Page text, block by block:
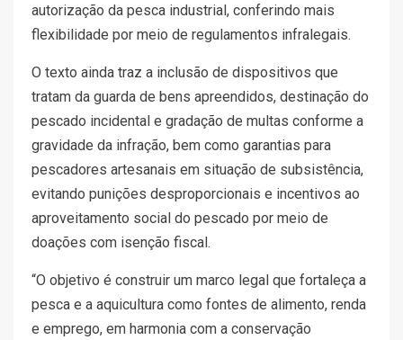
autorização da pesca industrial, conferindo mais
flexibilidade por meio de regulamentos infralegais.
O texto ainda traz a inclusão de dispositivos que
tratam da guarda de bens apreendidos, destinação do
pescado incidental e gradação de multas conforme a
gravidade da infração, bem como garantias para
pescadores artesanais em situação de subsistência,
evitando punições desproporcionais e incentivos ao
aproveitamento social do pescado por meio de
doações com isenção fiscal.
“O objetivo é construir um marco legal que fortaleça a
pesca e a aquicultura como fontes de alimento, renda
e emprego, em harmonia com a conservação